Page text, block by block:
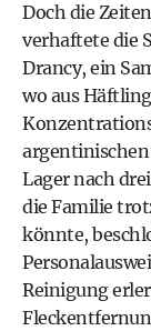
Doch die
verhaftete die
Drancy, ein
wo aus
argentinischen
Lager nach
die Familie
könnte,
Reinigung